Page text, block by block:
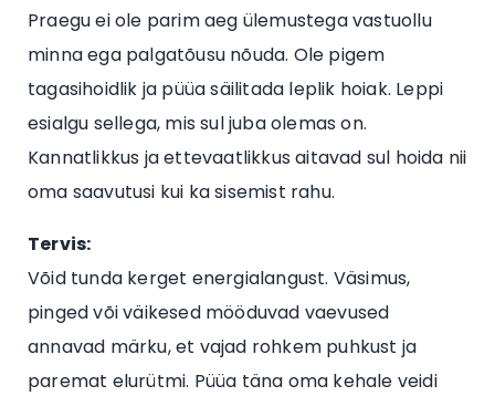
Praegu ei ole parim aeg ülemustega vastuollu
minna ega palgatõusu nõuda. Ole pigem
tagasihoidlik ja püüa säilitada leplik hoiak. Leppi
esialgu sellega, mis sul juba olemas on.
Kannatlikkus ja ettevaatlikkus aitavad sul hoida nii
oma saavutusi kui ka sisemist rahu.
Tervis:
Võid tunda kerget energialangust. Väsimus,
pinged või väikesed mööduvad vaevused
annavad märku, et vajad rohkem puhkust ja
paremat elurütmi. Püüa täna oma kehale veidi